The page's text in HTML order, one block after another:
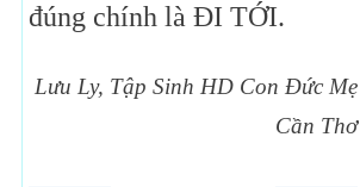
đúng chính là ĐI TỚI.
Lưu Ly, Tập Sinh HD Con Đức Mẹ
Cần Thơ